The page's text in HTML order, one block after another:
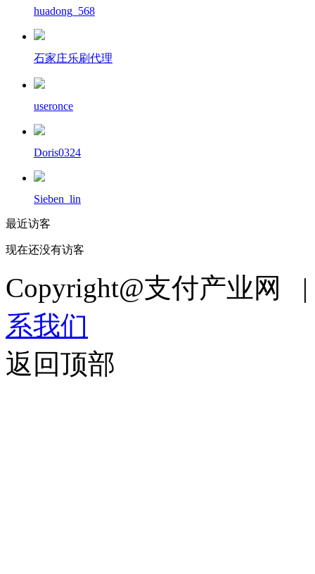
huadong_568
石家庄乐刷代理
useronce
Doris0324
Sieben_lin
最近访客
现在还没有访客
Copyright@支付产业
系我们
返回顶部